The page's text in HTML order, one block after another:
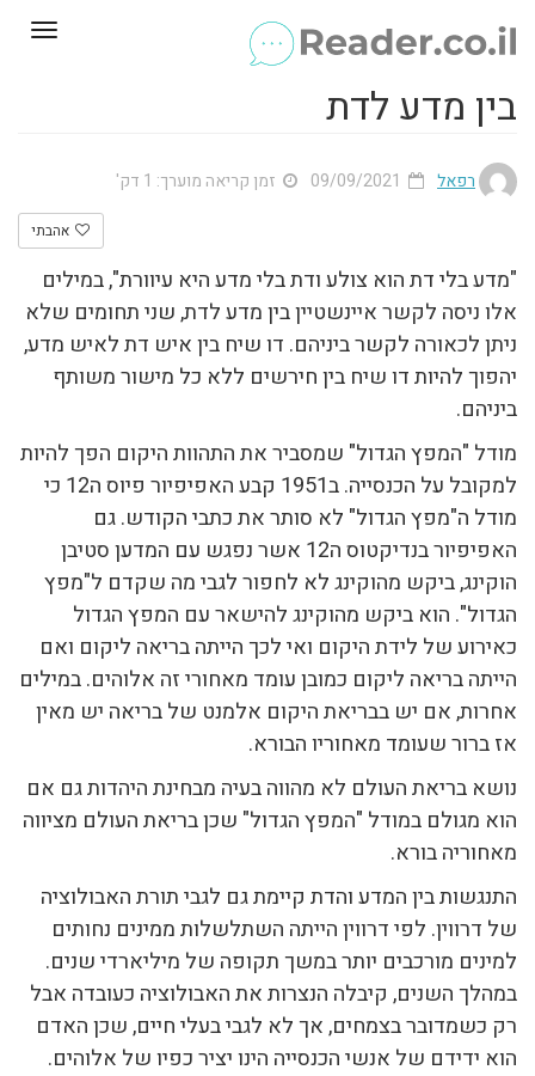
בין מדע לדת
רפאל זמן קריאה מוערך: 1 דק'
אהבתי
"מדע בלי דת הוא צולע ודת בלי מדע היא עיוורת", במילים
אלו ניסה לקשר איינשטיין בין מדע לדת, שני תחומים שלא
ניתן לכאורה לקשר ביניהם. דו שיח בין איש דת לאיש מדע,
יהפוך להיות דו שיח בין חירשים ללא כל מישור משותף
ביניהם.
מודל "המפץ הגדול" שמסביר את התהוות היקום הפך להיות
למקובל על הכנסייה. ב1951 קבע האפיפיור פיוס ה12 כי
מודל ה"מפץ הגדול" לא סותר את כתבי הקודש. גם
האפיפיור בנדיקטוס ה12 אשר נפגש עם המדען סטיבן
הוקינג, ביקש מהוקינג לא לחפור לגבי מה שקדם ל"מפץ
הגדול". הוא ביקש מהוקינג להישאר עם המפץ הגדול
כאירוע של לידת היקום ואי לכך הייתה בריאה ליקום ואם
הייתה בריאה ליקום כמובן עומד מאחורי זה אלוהים. במילים
אחרות, אם יש בבריאת היקום אלמנט של בריאה יש מאין
אז ברור שעומד מאחוריו הבורא.
נושא בריאת העולם לא מהווה בעיה מבחינת היהדות גם אם
הוא מגולם במודל "המפץ הגדול" שכן בריאת העולם מציווה
מאחוריה בורא.
התנגשות בין המדע והדת קיימת גם לגבי תורת האבולוציה
של דרווין. לפי דרווין הייתה השתלשלות ממינים נחותים
למינים מורכבים יותר במשך תקופה של מיליארדי שנים.
במהלך השנים, קיבלה הנצרות את האבולוציה כעובדה אבל
רק כשמדובר בצמחים, אך לא לגבי בעלי חיים, שכן האדם
הוא ידידם של אנשי הכנסייה הינו יציר כפיו של אלוהים.